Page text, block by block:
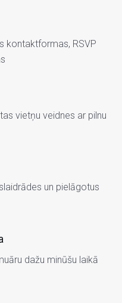
kontaktformas, RSVP
vietņu veidnes ar pilnu
un pielāgotus
dažu minūšu laikā